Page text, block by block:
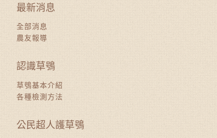
最新消息
全部消息
農友報導
認識草鴞
草鴞基本介紹
各種檢測方法
公民超人護草鴞